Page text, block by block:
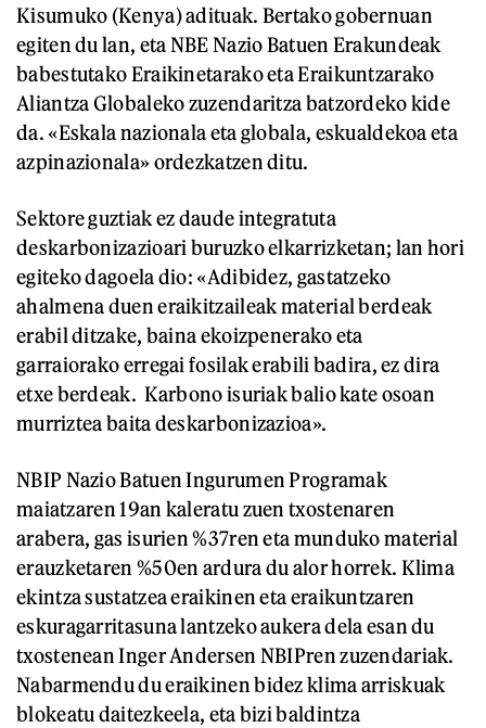
Kisumuko (Kenya) adituak. Bertako gobernuan
egiten du lan, eta NBE Nazio Batuen Erakundeak
babestutako Eraikinetarako eta Eraikuntzarako
Aliantza Globaleko zuzendaritza batzordeko kide
da. «Eskala nazionala eta globala, eskualdekoa eta
azpinazionala» ordezkatzen ditu.
Sektore guztiak ez daude integratuta
deskarbonizazioari buruzko elkarrizketan; lan hori
egiteko dagoela dio: «Adibidez, gastatzeko
ahalmena duen eraikitzaileak material berdeak
erabil ditzake, baina ekoizpenerako eta
garraiorako erregai fosilak erabili badira, ez dira
etxe berdeak. Karbono isuriak balio kate osoan
murriztea baita deskarbonizazioa».
NBIP Nazio Batuen Ingurumen Programak
maiatzaren 19an kaleratu zuen txostenaren
arabera, gas isurien %37ren eta munduko material
erauzketaren %50en ardura du alor horrek. Klima
ekintza sustatzea eraikinen eta eraikuntzaren
eskuragarritasuna lantzeko aukera dela esan du
txostenean Inger Andersen NBIPren zuzendariak.
Nabarmendu du eraikinen bidez klima arriskuak
blokeatu daitezkeela, eta bizi baldintza